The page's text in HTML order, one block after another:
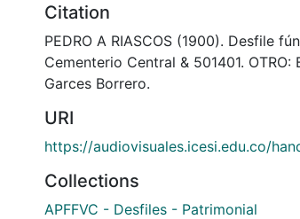
Citation
PEDRO A RIASCOS (1900). Desfile
Cementerio Central & 501401.
Garces Borrero.
URI
https://audiovisuales.icesi.edu.co/
Collections
APFFVC - Desfiles - Patrimonial